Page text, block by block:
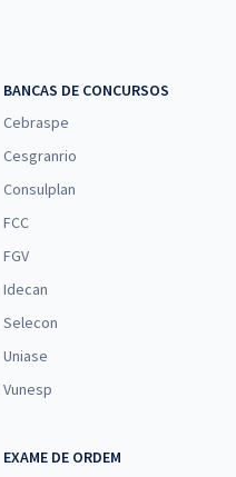
BANCAS DE CONCURSOS
Cebraspe
Cesgranrio
Consulplan
FCC
FGV
Idecan
Selecon
Uniase
Vunesp
EXAME DE ORDEM